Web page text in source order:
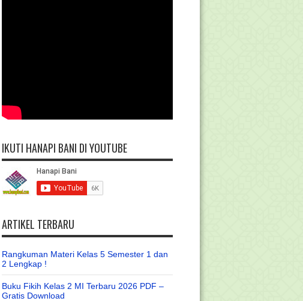
IKUTI HANAPI BANI DI YOUTUBE
ARTIKEL TERBARU
Rangkuman Materi Kelas 5 Semester 1 dan
2 Lengkap !
Buku Fikih Kelas 2 MI Terbaru 2026 PDF –
Gratis Download